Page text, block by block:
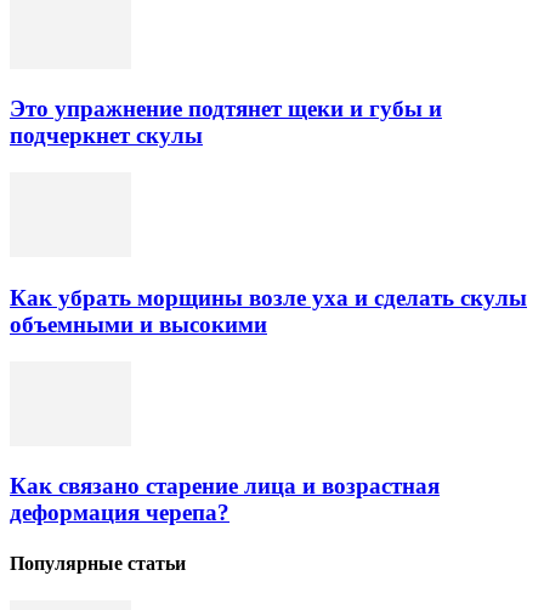
Это упражнение подтянет щеки и губы и
подчеркнет скулы
Как убрать морщины возле уха и сделать скулы
объемными и высокими
Как связано старение лица и возрастная
деформация черепа?
Популярные статьи